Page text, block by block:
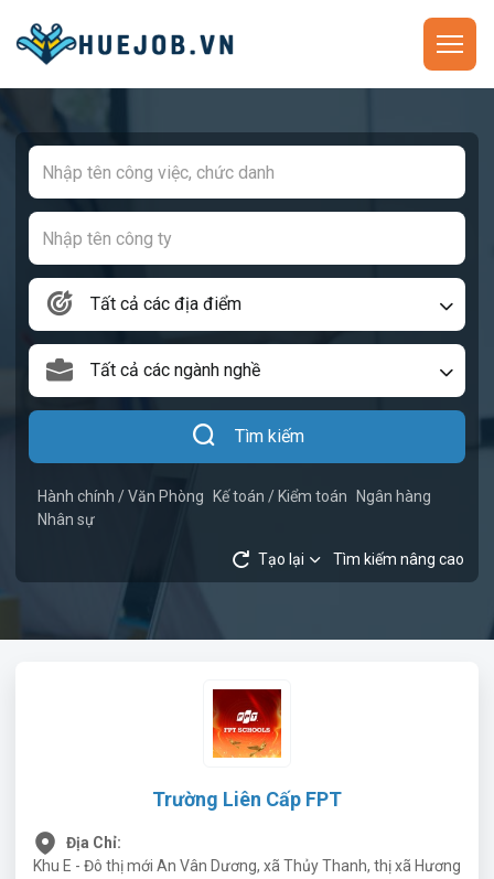
Tất cả các địa điểm
Tất cả các ngành nghề
Tìm kiếm
Hành chính / Văn Phòng Kế toán / Kiểm toán
Ngân hàng
Nhân sự
Tạo lại Tìm kiếm nâng cao
Trường Liên Cấp FPT
Địa Chỉ:
Khu E - Đô thị mới An Vân Dương, xã Thủy Thanh, thị xã Hương